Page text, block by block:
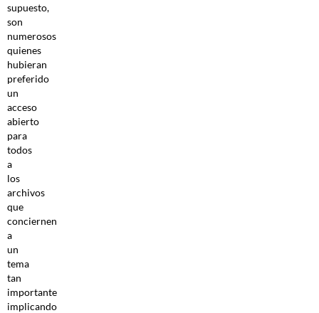
supuesto,
son
numerosos
quienes
hubieran
preferido
un
acceso
abierto
para
todos
a
los
archivos
que
conciernen
a
un
tema
tan
importante
implicando